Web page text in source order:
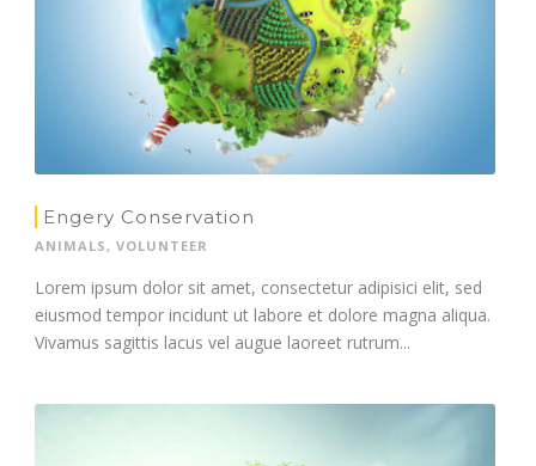
Engery Conservation
ANIMALS , VOLUNTEER
Lorem ipsum dolor sit amet, consectetur adipisici elit, sed
eiusmod tempor incidunt ut labore et dolore magna aliqua.
Vivamus sagittis lacus vel augue laoreet rutrum...